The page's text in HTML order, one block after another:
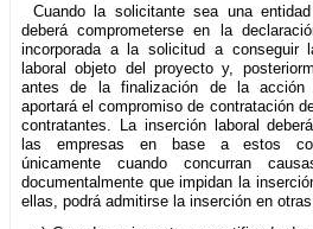
Cuando la solicitante sea una
deberá comprometerse en la
incorporada a la solicitud a conseguir
laboral objeto del proyecto y,
antes de la finalización de la acción
aportará el compromiso de contratación
contratantes. La inserción laboral
las empresas en base a estos
únicamente cuando concurran
documentalmente que impidan la
ellas, podrá admitirse la inserción en otras